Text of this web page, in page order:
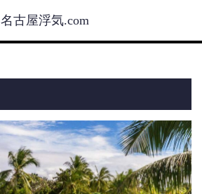
名古屋浮気.com